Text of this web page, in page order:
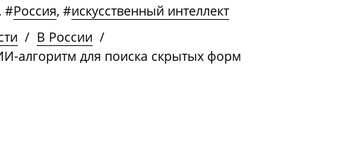
, #Россия, #искусственный интеллект
/ В России /
алгоритм для поиска скрытых форм